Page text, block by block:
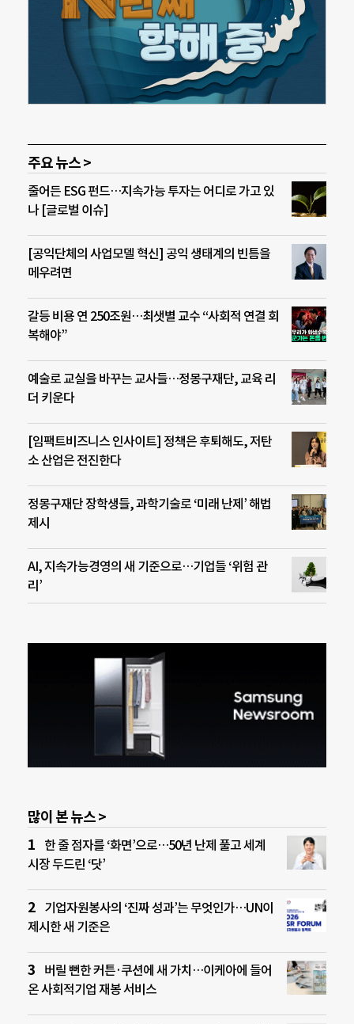
주요 뉴스 >
줄어든 ESG 펀드…지속가능 투자는 어디로 가고 있
나 [글로벌 이슈]
[공익단체의 사업모델 혁신] 공익 생태계의 빈틈을
메우려면
갈등 비용 연 250조원…최샛별 교수 “사회적 연결 회
복해야”
예술로 교실을 바꾸는 교사들…정몽구재단, 교육 리
더 키운다
[임팩트비즈니스 인사이트] 정책은 후퇴해도, 저탄
소 산업은 전진한다
정몽구재단 장학생들, 과학기술로 ‘미래 난제’ 해법
제시
AI, 지속가능경영의 새 기준으로…기업들 ‘위험 관
리’
많이 본 뉴스 >
한 줄 점자를 ‘화면’으로…50년 난제 풀고 세계
시장 두드린 ‘닷’
기업자원봉사의 ‘진짜 성과’는 무엇인가…UN이
제시한 새 기준은
버릴 뻔한 커튼·쿠션에 새 가치…이케아에 들어
온 사회적기업 재봉 서비스